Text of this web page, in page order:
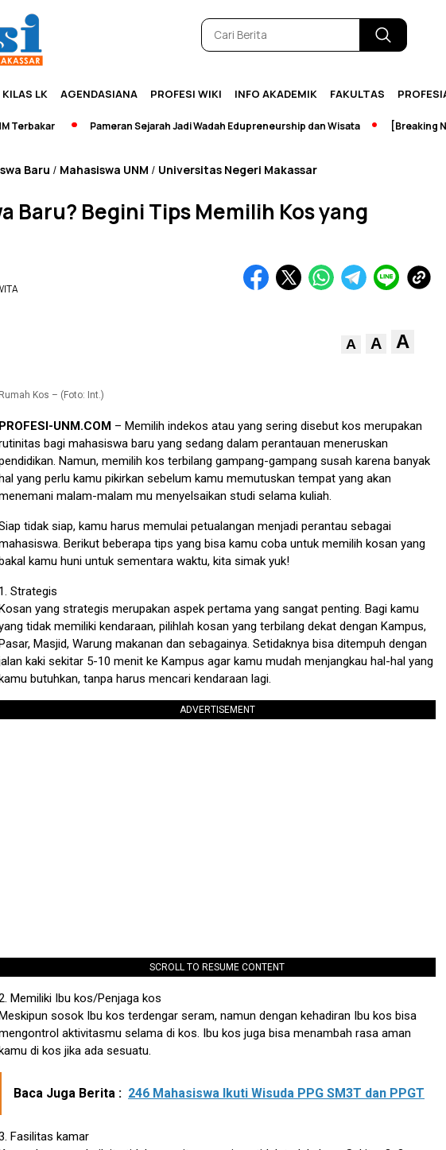
KILAS LK AGENDASIANA PROFESI WIKI INFO AKADEMIK FAKULTAS
Pameran Sejarah Jadi Wadah Edupreneurship dan Wisata [Breaking News]
Baru / Mahasiswa UNM / Universitas Negeri Makassar
Baru? Begini Tips Memilih Kos yang
A A A
Rumah Kos – (Foto: Int.)
PROFESI-UNM.COM – Memilih indekos atau yang sering disebut kos merupakan
bagi mahasiswa baru yang sedang dalam perantauan meneruskan
Namun, memilih kos terbilang gampang-gampang susah karena banyak
yang perlu kamu pikirkan sebelum kamu memutuskan tempat yang akan
malam-malam mu menyelsaikan studi selama kuliah.
tidak siap, kamu harus memulai petualangan menjadi perantau sebagai
Berikut beberapa tips yang bisa kamu coba untuk memilih kosan yang
kamu huni untuk sementara waktu, kita simak yuk!
1. Strategis
yang strategis merupakan aspek pertama yang sangat penting. Bagi kamu
tidak memiliki kendaraan, pilihlah kosan yang terbilang dekat dengan Kampus,
Masjid, Warung makanan dan sebagainya. Setidaknya bisa ditempuh dengan
kaki sekitar 5-10 menit ke Kampus agar kamu mudah menjangkau hal-hal yang
butuhkan, tanpa harus mencari kendaraan lagi.
ADVERTISEMENT
SCROLL TO RESUME CONTENT
Memiliki Ibu kos/Penjaga kos
sosok Ibu kos terdengar seram, namun dengan kehadiran Ibu kos bisa
aktivitasmu selama di kos. Ibu kos juga bisa menambah rasa aman
di kos jika ada sesuatu.
Baca Juga Berita : 246 Mahasiswa Ikuti Wisuda PPG SM3T dan PPGT
Fasilitas kamar